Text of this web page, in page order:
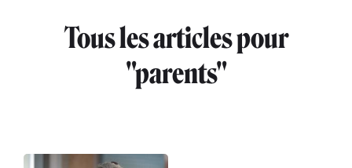
Tous les articles pour
"parents"